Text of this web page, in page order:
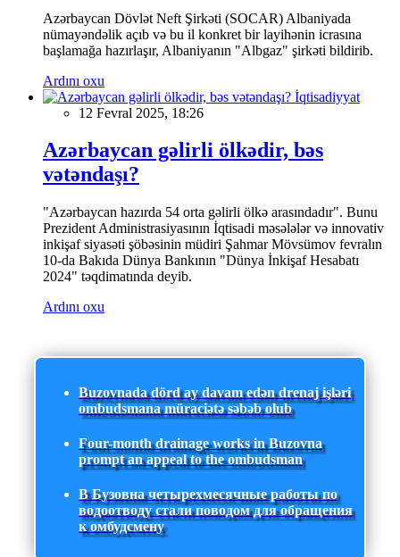
Azərbaycan Dövlət Neft Şirkəti (SOCAR) Albaniyada
nümayəndəlik açıb və bu il konkret bir layihənin icrasına
başlamağa hazırlaşır, Albaniyanın "Albgaz" şirkəti bildirib.
Ardını oxu
İqtisadiyyat
12 Fevral 2025, 18:26
Azərbaycan gəlirli ölkədir, bəs
vətəndaşı?
"Azərbaycan hazırda 54 orta gəlirli ölkə arasındadır". Bunu
Prezident Administrasiyasının İqtisadi məsələlər və innovativ
inkişaf siyasəti şöbəsinin müdiri Şahmar Mövsümov fevralın
10-da Bakıda Dünya Bankının "Dünya İnkişaf Hesabatı
2024" təqdimatında deyib.
Ardını oxu
Buzovnada dörd ay davam edən drenaj işləri
ombudsmana müraciətə səbəb olub
Four-month drainage works in Buzovna
prompt an appeal to the ombudsman
В Бузовна четырехмесячные работы по
водоотводу стали поводом для обращения
к омбудсмену